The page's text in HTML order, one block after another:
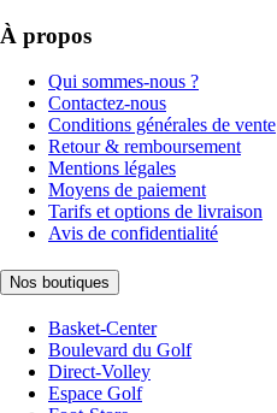
À propos
Qui sommes-nous ?
Contactez-nous
Conditions générales de vente
Retour & remboursement
Mentions légales
Moyens de paiement
Tarifs et options de livraison
Avis de confidentialité
Nos boutiques
Basket-Center
Boulevard du Golf
Direct-Volley
Espace Golf